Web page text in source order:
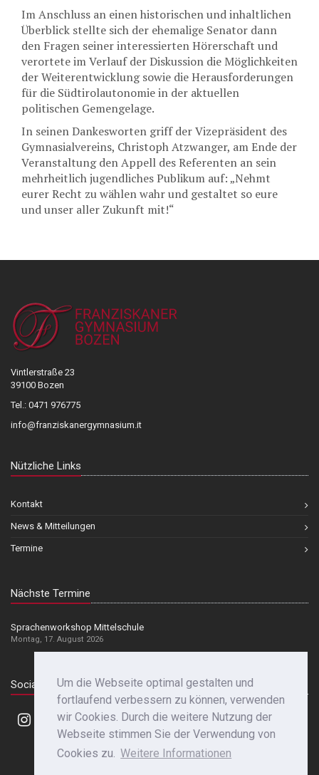
Um die Webseite optimal gestalten und
fortlaufend verbessern zu können, verwenden
wir Cookies. Durch die weitere Nutzung der
Webseite stimmen Sie der Verwendung von
Cookies zu. Weitere Informationen
Im Anschluss an einen historischen und inhaltlichen
Überblick stellte sich der ehemalige Senator dann
den Fragen seiner interessierten Hörerschaft und
verortete im Verlauf der Diskussion die Möglichkeiten
der Weiterentwicklung sowie die Herausforderungen
für die Südtirolautonomie in der aktuellen
politischen Gemengelage.
In seinen Dankesworten griff der Vizepräsident des
Gymnasialvereins, Christoph Atzwanger, am Ende der
Veranstaltung den Appell des Referenten an sein
mehrheitlich jugendliches Publikum auf: „Nehmt
eurer Recht zu wählen wahr und gestaltet so eure
und unser aller Zukunft mit!“
Vintlerstraße 23
39100 Bozen
Tel.: 0471 976775
info@franziskanergymnasium.it
Nützliche Links
Kontakt
News & Mitteilungen
Termine
Nächste Termine
Sprachenworkshop Mittelschule
Montag, 17. August 2026
Social Media